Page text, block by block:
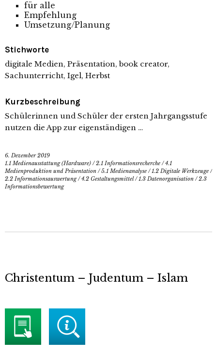
für alle
Empfehlung
Umsetzung/Planung
Stichworte
digitale Medien, Präsentation, book creator,
Sachunterricht, Igel, Herbst
Kurzbeschreibung
Schülerinnen und Schüler der ersten Jahrgangsstufe
nutzen die App zur eigenständigen …
6. Dezember 2019
1.1 Medienausstattung (Hardware) /2.1 Informationsrecherche /4.1
Medienproduktion und Präsentation /5.1 Medienanalyse /1.2 Digitale Werkzeuge /
2.2 Informationsauswertung/4.2 Gestaltungsmittel/1.3 Datenorganisation /2.3
Informationsbewertung
Christentum – Judentum – Islam